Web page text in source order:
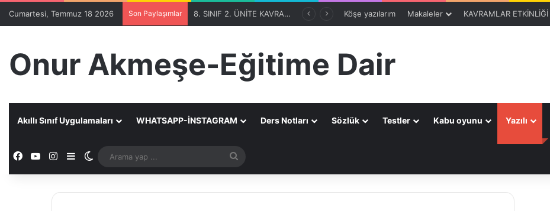
Cumartesi, Temmuz 18 2026 Son Paylaşımlar 8. SINIF 2. ÜNİTE KAVRAMLARI-OTOMATİK SEÇME PROGRAMIBölüm 1 Köşe yazılarım Makaleler KAVRAMLAR ETKİNLİĞİ
Onur Akmeşe-Eğitime Dair
Akıllı Sınıf Uygulamaları WHATSAPP-İNSTAGRAM Ders Notları Sözlük Testler Kabu oyunu Yazılı
FacebookYouTubeInstagramKenar Bölmesi
Dış görünümü değiştir
yap